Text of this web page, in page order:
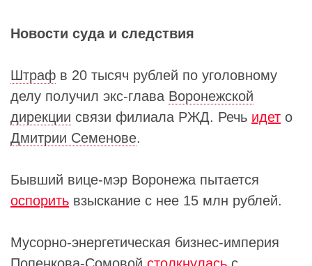
Новости суда и следствия
Штраф в 20 тысяч рублей по уголовному
делу получил экс-глава Воронежской
дирекции связи филиала РЖД. Речь идет о
Дмитрии Семенове.
Бывший вице-мэр Воронежа пытается
оспорить взыскание с нее 15 млн рублей.
Мусорно-энергетическая бизнес-империя